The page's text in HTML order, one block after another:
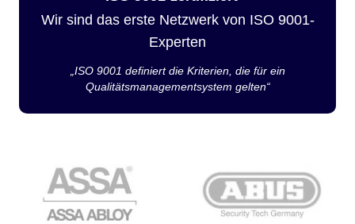
Wir sind das erste Netzwerk von ISO 9001-
Experten
„ISO 9001 definiert die Kriterien, die für ein
Qualitätsmanagementsystem gelten“